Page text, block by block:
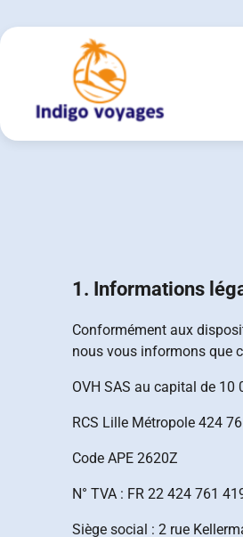
to
1. Informations
Conformément aux
nous vous informons que
OVH SAS au capital de 10
RCS Lille Métropole 424
Code APE 2620Z
N° TVA : FR 22 424 761
Siège social : 2 rue